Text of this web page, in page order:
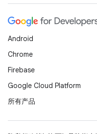
Android
Chrome
Firebase
Google Cloud Platform
所有产品